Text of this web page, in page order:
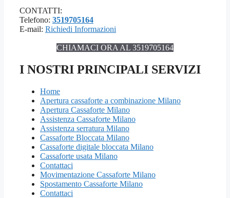
CONTATTI:
Telefono: 3519705164
E-mail: Richiedi Informazioni
CHIAMACI ORA AL 3519705164
I NOSTRI PRINCIPALI SERVIZI
Home
Apertura cassaforte a combinazione Milano
Apertura Cassaforte Milano
Assistenza Cassaforte Milano
Assistenza serratura Milano
Cassaforte Bloccata Milano
Cassaforte digitale bloccata Milano
Cassaforte usata Milano
Contattaci
Movimentazione Cassaforte Milano
Spostamento Cassaforte Milano
Contattaci